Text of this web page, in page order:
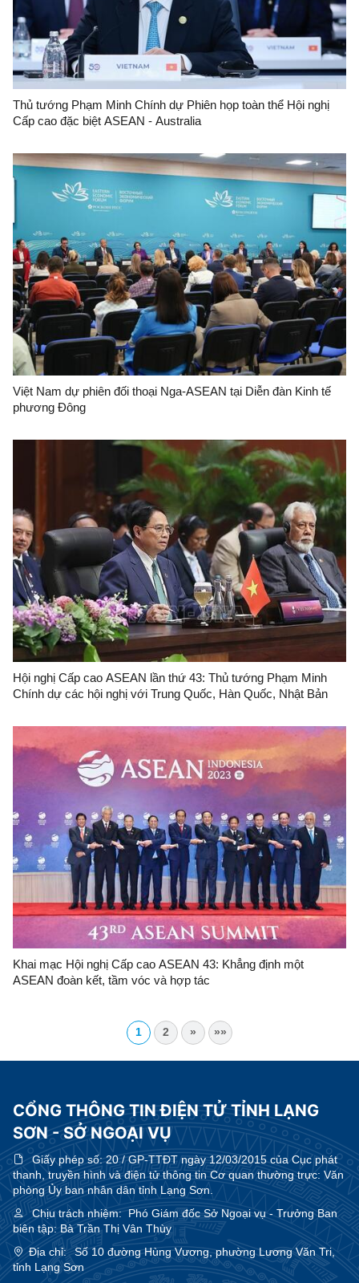
Thủ tướng Phạm Minh Chính dự Phiên họp toàn thể Hội nghị
Cấp cao đặc biệt ASEAN - Australia
Việt Nam dự phiên đối thoại Nga-ASEAN tại Diễn đàn Kinh tế
phương Đông
Hội nghị Cấp cao ASEAN lần thứ 43: Thủ tướng Phạm Minh
Chính dự các hội nghị với Trung Quốc, Hàn Quốc, Nhật Bản
Khai mạc Hội nghị Cấp cao ASEAN 43: Khẳng định một
ASEAN đoàn kết, tầm vóc và hợp tác
1 2 » »»
CỔNG THÔNG TIN ĐIỆN TỬ TỈNH LẠNG
SƠN - SỞ NGOẠI VỤ
Giấy phép số:20 / GP-TTĐT ngày 12/03/2015 của Cục phát
thanh, truyền hình và điện tử thông tin Cơ quan thường trực: Văn
phòng Ủy ban nhân dân tỉnh Lạng Sơn.
Chịu trách nhiệm:Phó Giám đốc Sở Ngoại vụ - Trưởng Ban
biên tập: Bà Trần Thị Vân Thùy
Địa chỉ:
Số 10 đường Hùng Vương, phường Lương Văn Tri,
tỉnh Lạng Sơn